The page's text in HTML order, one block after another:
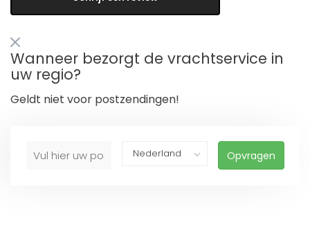
Wanneer bezorgt de vrachtservice in
uw regio?
Geldt niet voor postzendingen!
Opvragen